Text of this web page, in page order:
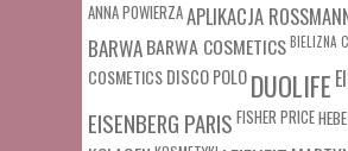
ANNA POWIERZAAPLIKACJA
BARWABARWA COSMETICSBIELIZNA
COSMETICSDISCO POLODUOLIFE
EISENBERG PARIS FISHER PRICEHEBE